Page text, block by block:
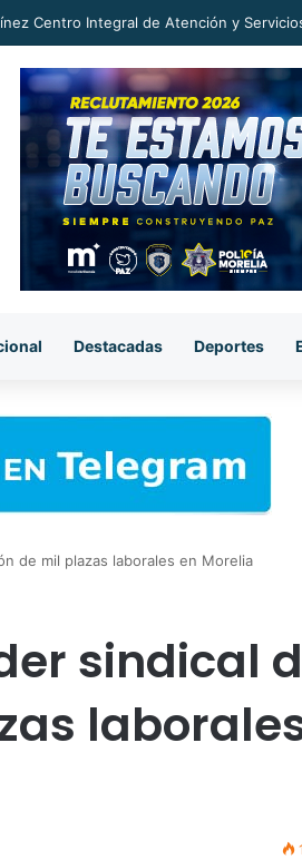
comunista en México, los
Destacadas Deportes
de mil plazas laborales en Morelia
sindical